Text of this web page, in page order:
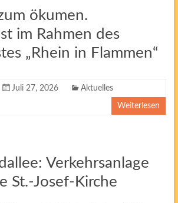
ökumen.
im Rahmen des
„Rhein in Flammen“
Juli 27, 2026 Aktuelles
Weiterlesen
Verkehrsanlage
St.-Josef-Kirche